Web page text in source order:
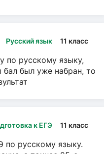
Русский язык 11 класс
по русскому языку,
бал был уже набран, то
к ЕГЭ 11 класс
по русскому языку.